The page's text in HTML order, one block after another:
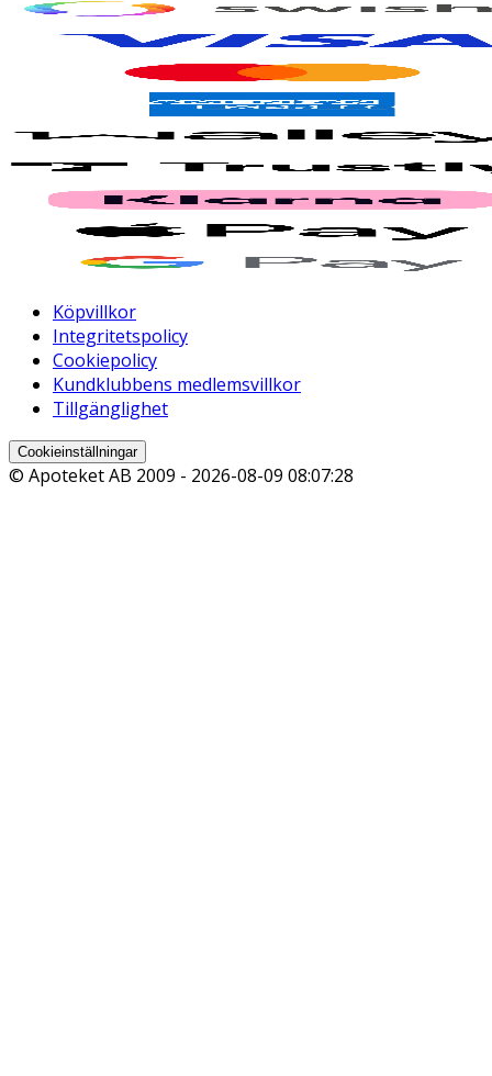
Köpvillkor
Integritetspolicy
Cookiepolicy
Kundklubbens medlemsvillkor
Tillgänglighet
Cookieinställningar
© Apoteket AB 2009 - 2026-08-09 08:07:28